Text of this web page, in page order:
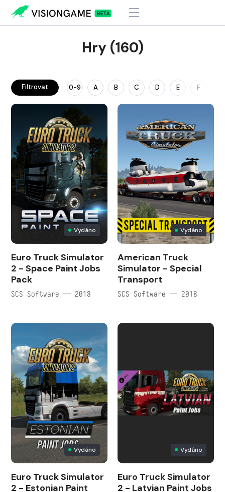
Hry (160)
Filtrovat 0-9 A B C D E F
Vydáno
Euro Truck Simulator
2 - Space Paint Jobs
Pack
SCS Software — 2018
Vydáno
American Truck
Simulator - Special
Transport
SCS Software — 2018
Vydáno
Euro Truck Simulator
2 - Estonian Paint
Vydáno
Euro Truck Simulator
2 - Latvian Paint Jobs